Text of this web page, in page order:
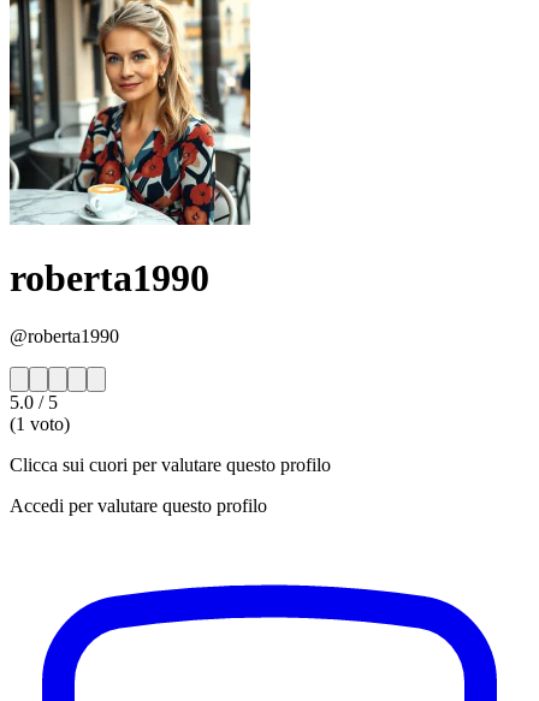
roberta1990
@roberta1990
5.0 / 5
(1 voto)
Clicca sui cuori per valutare questo profilo
Accedi per valutare questo profilo